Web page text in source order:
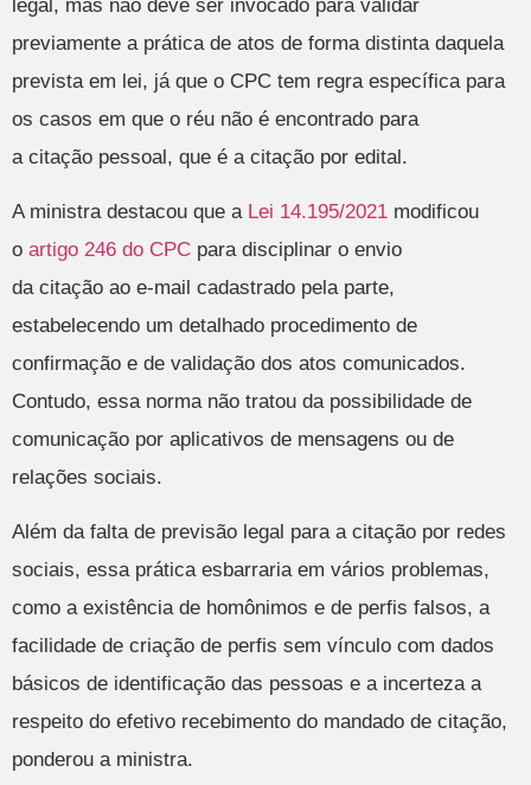
legal, mas não deve ser invocado para validar
previamente a prática de atos de forma distinta daquela
prevista em lei, já que o CPC tem regra específica para
os casos em que o réu não é encontrado para
a citação pessoal, que é a citação por edital.
A ministra destacou que a Lei 14.195/2021 modificou
o artigo 246 do CPC para disciplinar o envio
da citação ao e-mail cadastrado pela parte,
estabelecendo um detalhado procedimento de
confirmação e de validação dos atos comunicados.
Contudo, essa norma não tratou da possibilidade de
comunicação por aplicativos de mensagens ou de
relações sociais.
Além da falta de previsão legal para a citação por redes
sociais, essa prática esbarraria em vários problemas,
como a existência de homônimos e de perfis falsos, a
facilidade de criação de perfis sem vínculo com dados
básicos de identificação das pessoas e a incerteza a
respeito do efetivo recebimento do mandado de citação,
ponderou a ministra.